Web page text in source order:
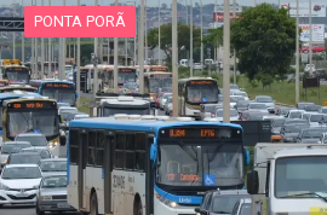
PONTA PORÃ